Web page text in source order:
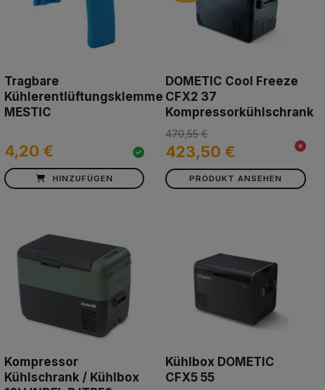
Tragbare
Kühlerentlüftungsklemme
MESTIC
4,20 €
HINZUFÜGEN
DOMETIC Cool Freeze
CFX2 37
Kompressorkühlschrank
423,50 €
470,55 €
PRODUKT ANSEHEN
Kompressor
Kühlschrank / Kühlbox
Kühlbox DOMETIC
CFX5 55